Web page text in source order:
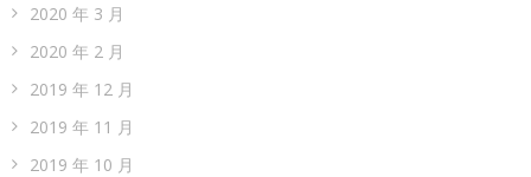
2020 年 3 月
2020 年 2 月
2019 年 12 月
2019 年 11 月
2019 年 10 月